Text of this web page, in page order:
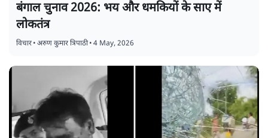
बंगाल चुनाव 2026: भय और धमकियों के साए में
लोकतंत्र
विचार•अरुण कुमार त्रिपाठी•4 May, 2026